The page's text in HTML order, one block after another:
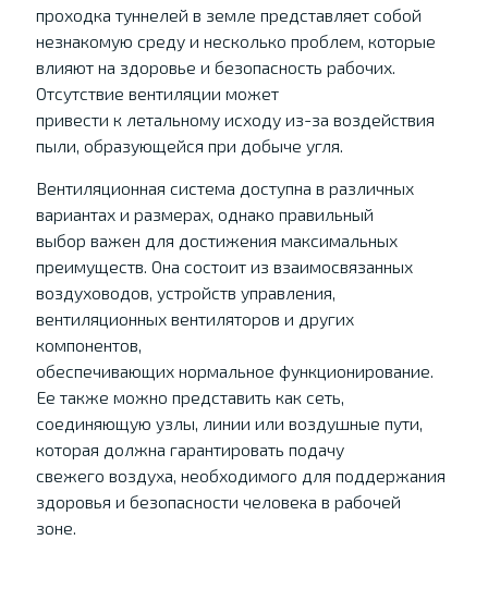
проходка туннелей в земле представляет собой
незнакомую среду и несколько проблем, которые
влияют на здоровье и безопасность рабочих.
Отсутствие вентиляции может
привести к летальному исходу из-за воздействия
пыли, образующейся при добыче угля.
Вентиляционная система доступна в различных
вариантах и размерах, однако правильный
выбор важен для достижения максимальных
преимуществ. Она состоит из взаимосвязанных
воздуховодов, устройств управления,
вентиляционных вентиляторов и других
компонентов,
обеспечивающих нормальное функционирование.
Ее также можно представить как сеть,
соединяющую узлы, линии или воздушные пути,
которая должна гарантировать подачу
свежего воздуха, необходимого для поддержания
здоровья и безопасности человека в рабочей
зоне.